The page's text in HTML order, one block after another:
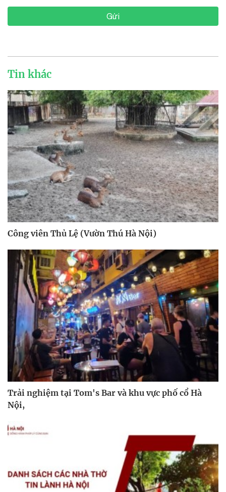
Gửi
Tin khác
Công viên Thủ Lệ (Vườn Thú Hà Nội)
Trải nghiệm tại Tom's Bar và khu vực phố cổ Hà
Nội,